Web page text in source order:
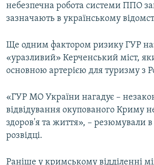
небезпечна робота системи ППО
зазначають в українському
Ще одним фактором ризику ГУР
«уразливий» Керченський міст,
основною артерією для туризму з
«ГУР МО України нагадує –
відвідування окупованого Криму
здоров'я та життя», – резюмували в
розвідці.
Раніше у кримському відділенні